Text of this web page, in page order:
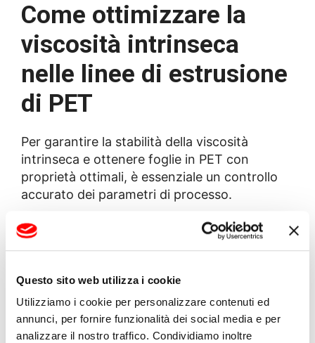
Questo sito web utilizza i cookie
Utilizziamo i cookie per personalizzare contenuti ed
annunci, per fornire funzionalità dei social media e per
analizzare il nostro traffico. Condividiamo inoltre
Come ottimizzare la
viscosità intrinseca
nelle linee di estrusione
di PET
Per garantire la stabilità della viscosità
intrinseca e ottenere foglie in PET con
proprietà ottimali, è essenziale un controllo
accurato dei parametri di processo.
Soluzioni BG Plast per la
produzione di foglie PET
controllo della IV nelle linee di estrusione di
PET, tra cui: